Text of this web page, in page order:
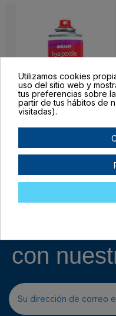
Fuera de stock
Pintura en Spray para
5,95 €
con
Utilizamos cookies
uso del sitio web y
tus preferencias sobre
partir de tus hábitos de
visitadas).